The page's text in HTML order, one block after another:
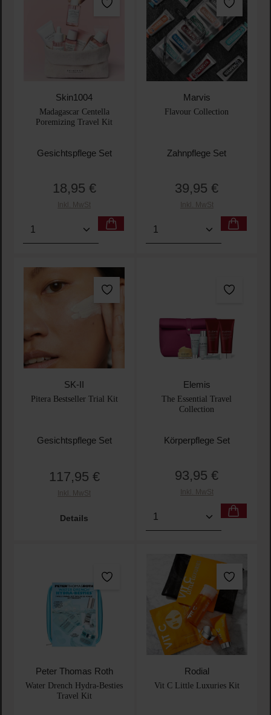
Skin1004
Madagascar Centella
Poremizing Travel Kit
Gesichtspflege Set
Regulärer Preis:
18,95 €
Inkl. MwSt
Produkt Anzahl: Gib den gewünschten Wert ein
Marvis
Flavour Collection
Zahnpflege Set
Regulärer Preis:
39,95 €
Inkl. MwSt
Produkt Anzahl: Gib
SK-II
Pitera Bestseller Trial Kit
Gesichtspflege Set
Regulärer Preis:
117,95 €
Inkl. MwSt
Details
Elemis
The Essential Travel
Collection
Körperpflege Set
Regulärer Preis:
93,95 €
Inkl. MwSt
Produkt Anzahl: Gib
Peter Thomas Roth
Water Drench Hydra-Besties
Travel Kit
Rodial
Vit C Little Luxuries Kit